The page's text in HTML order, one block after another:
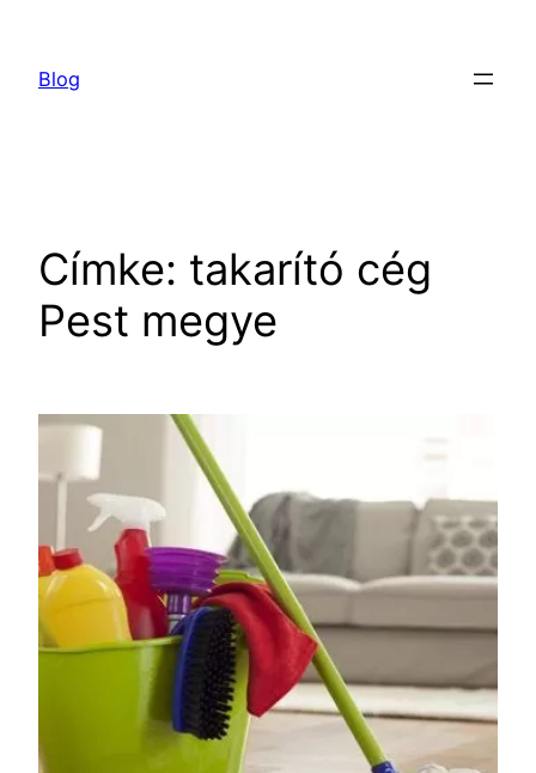
tartalomhoz
Blog
Címke: takarító cég
Pest megye